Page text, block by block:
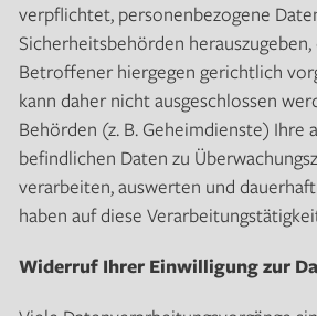
verpflichtet, personenbezogene
Sicherheitsbehörden herauszugeben,
Betroffener hiergegen gerichtlich
kann daher nicht ausgeschlossen
Behörden (z. B. Geheimdienste) Ihre
befindlichen Daten zu
verarbeiten, auswerten und
haben auf diese
Widerruf Ihrer Einwilligung zur